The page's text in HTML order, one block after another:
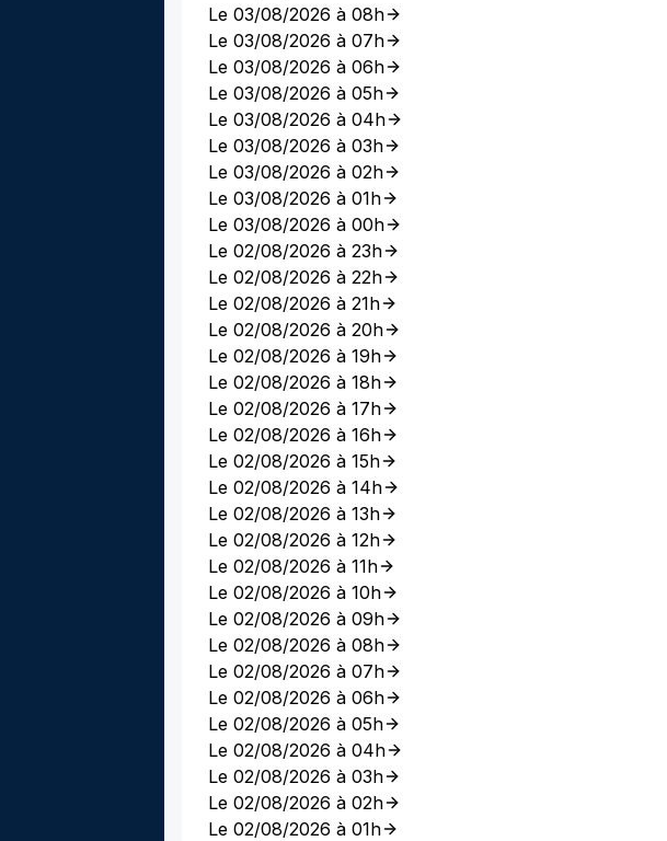
Le 03/08/2026 à 08h
Le 03/08/2026 à 07h
Le 03/08/2026 à 06h
Le 03/08/2026 à 05h
Le 03/08/2026 à 04h
Le 03/08/2026 à 03h
Le 03/08/2026 à 02h
Le 03/08/2026 à 01h
Le 03/08/2026 à 00h
Le 02/08/2026 à 23h
Le 02/08/2026 à 22h
Le 02/08/2026 à 21h
Le 02/08/2026 à 20h
Le 02/08/2026 à 19h
Le 02/08/2026 à 18h
Le 02/08/2026 à 17h
Le 02/08/2026 à 16h
Le 02/08/2026 à 15h
Le 02/08/2026 à 14h
Le 02/08/2026 à 13h
Le 02/08/2026 à 12h
Le 02/08/2026 à 11h
Le 02/08/2026 à 10h
Le 02/08/2026 à 09h
Le 02/08/2026 à 08h
Le 02/08/2026 à 07h
Le 02/08/2026 à 06h
Le 02/08/2026 à 05h
Le 02/08/2026 à 04h
Le 02/08/2026 à 03h
Le 02/08/2026 à 02h
Le 02/08/2026 à 01h